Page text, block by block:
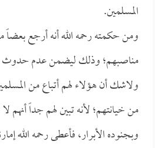
المسلمين.
ومن حكمته رحمه الله أنه أرجع بعضاً
مناصبهم؛ وذلك ليضمن عدم حدوث
ولاشك أن هؤلاء لهم أتباع من
من خيانتهم؛ لأنه تبين لهم جداً أنهم لا
وبجنوده الأبرار، فأعطى رحمه الله